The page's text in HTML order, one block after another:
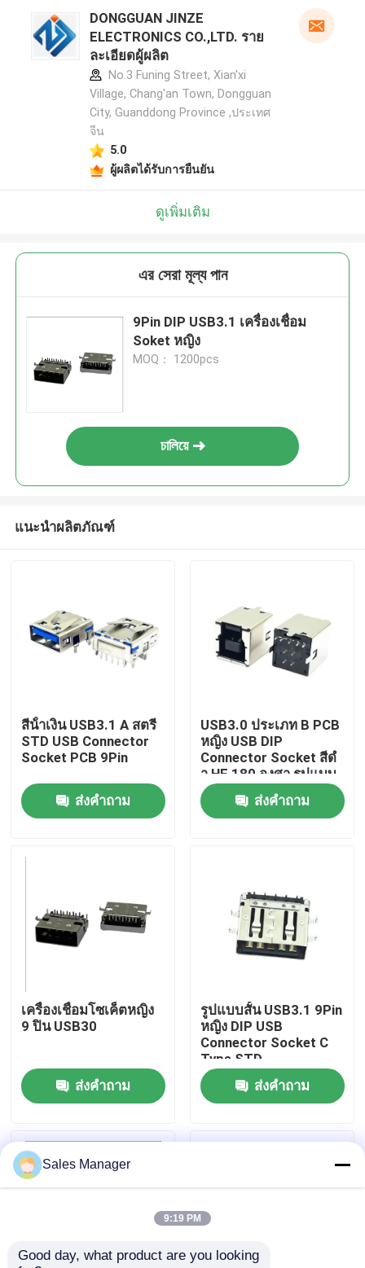
รายชื่อผู้ติดต่อ
ผลิตภัณฑ์
ขั้วต่อ USB DIP
ขั้วต่อ USB Type C
ขั้วต่อซ็อกเก็ต DP
ซ็อกเก็ตขั้วต่อตัวเมีย RJ45
DONGGUAN JINZE
ELECTRONICS CO.,LTD. ราย
ละเอียดผู้ผลิต
No.3 Funing Street, Xian'xi
Village, Chang'an Town, Dongguan
City, Guanddong Province ,ประเทศ
จีน
5.0
ผู้ผลิตได้รับการยืนยัน
ดูเพิ่มเติม
এর সেরা মূল্য পান
9Pin DIP USB3.1 เครื่องเชื่อม
Soket หญิง
MOQ： 1200pcs
চালিয়ে
แนะนำผลิตภัณฑ์
สีน้ําเงิน USB3.1 A สตรี
STD USB Connector
Socket PCB 9Pin
ส่งคำถาม
USB3.0 ประเภท B PCB
หญิง USB DIP
Connector Socket สีดํ
า HF 180 องศา รูปแบบ
T
ส่งคำถาม
เครื่องเชื่อมโซเค็ตหญิง
9 ปิน USB30
ส่งคำถาม
รูปแบบสั้น USB3.1 9Pin
หญิง DIP USB
Connector Socket C
Type STD
ส่งคำถาม
Sales Manager
9:19 PM
Good day, what product are you looking